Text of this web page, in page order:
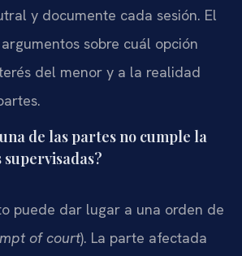
y documente cada sesión. El
sobre cuál opción
del menor y a la realidad
de las partes no cumple la
puede dar lugar a una orden de
of court). La parte afectada